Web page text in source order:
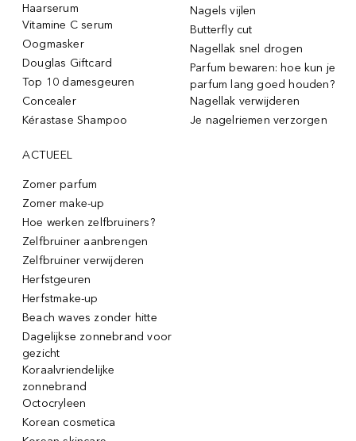
Haarserum
Vitamine C serum
Oogmasker
Douglas Giftcard
Top 10 damesgeuren
Concealer
Kérastase Shampoo
Nagels vijlen
Butterfly cut
Nagellak snel drogen
Parfum bewaren: hoe kun je
parfum lang goed houden?
Nagellak verwijderen
Je nagelriemen verzorgen
ACTUEEL
Zomer parfum
Zomer make-up
Hoe werken zelfbruiners?
Zelfbruiner aanbrengen
Zelfbruiner verwijderen
Herfstgeuren
Herfstmake-up
Beach waves zonder hitte
Dagelijkse zonnebrand voor
gezicht
Koraalvriendelijke
zonnebrand
Octocryleen
Korean cosmetica